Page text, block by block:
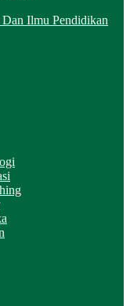
Ilmu Pendidikan